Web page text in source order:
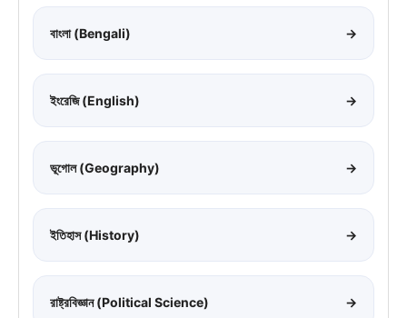
বাংলা (Bengali) →
ইংরেজি (English) →
ভূগোল (Geography) →
ইতিহাস (History) →
রাষ্ট্রবিজ্ঞান (Political Science) →